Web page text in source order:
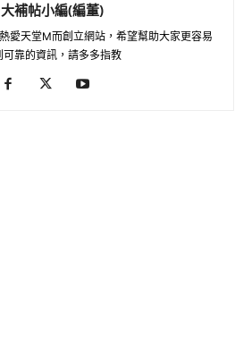
大補帖小編(編董)
愛天堂M而創立網站，希望幫助大家更容易
可靠的資訊，請多多指教